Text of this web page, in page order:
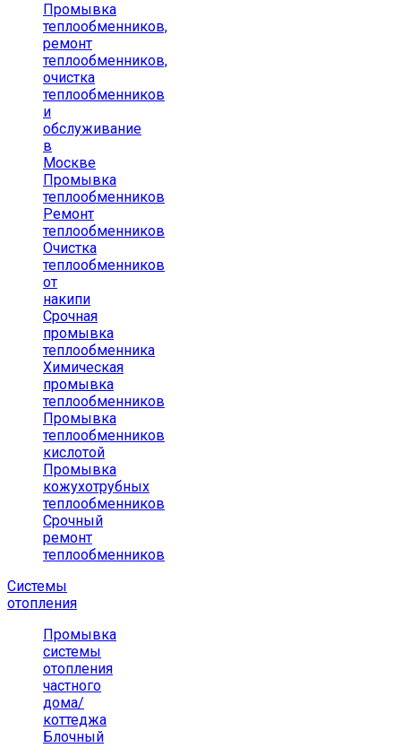
Промывка
теплообменников,
ремонт
теплообменников,
очистка
теплообменников
и
обслуживание
в
Москве
Промывка
теплообменников
Ремонт
теплообменников
Очистка
теплообменников
от
накипи
Срочная
промывка
теплообменника
Химическая
промывка
теплообменников
Промывка
теплообменников
кислотой
Промывка
кожухотрубных
теплообменников
Срочный
ремонт
теплообменников
Системы
отопления
Промывка
системы
отопления
частного
дома/
коттеджа
Блочный